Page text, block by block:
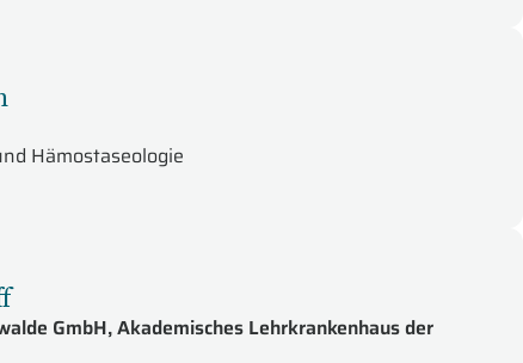
Hämostaseologie
GmbH, Akademisches Lehrkrankenhaus der